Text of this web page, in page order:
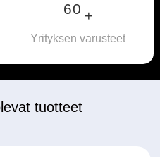
60 +
Yrityksen varusteet
tuotteet